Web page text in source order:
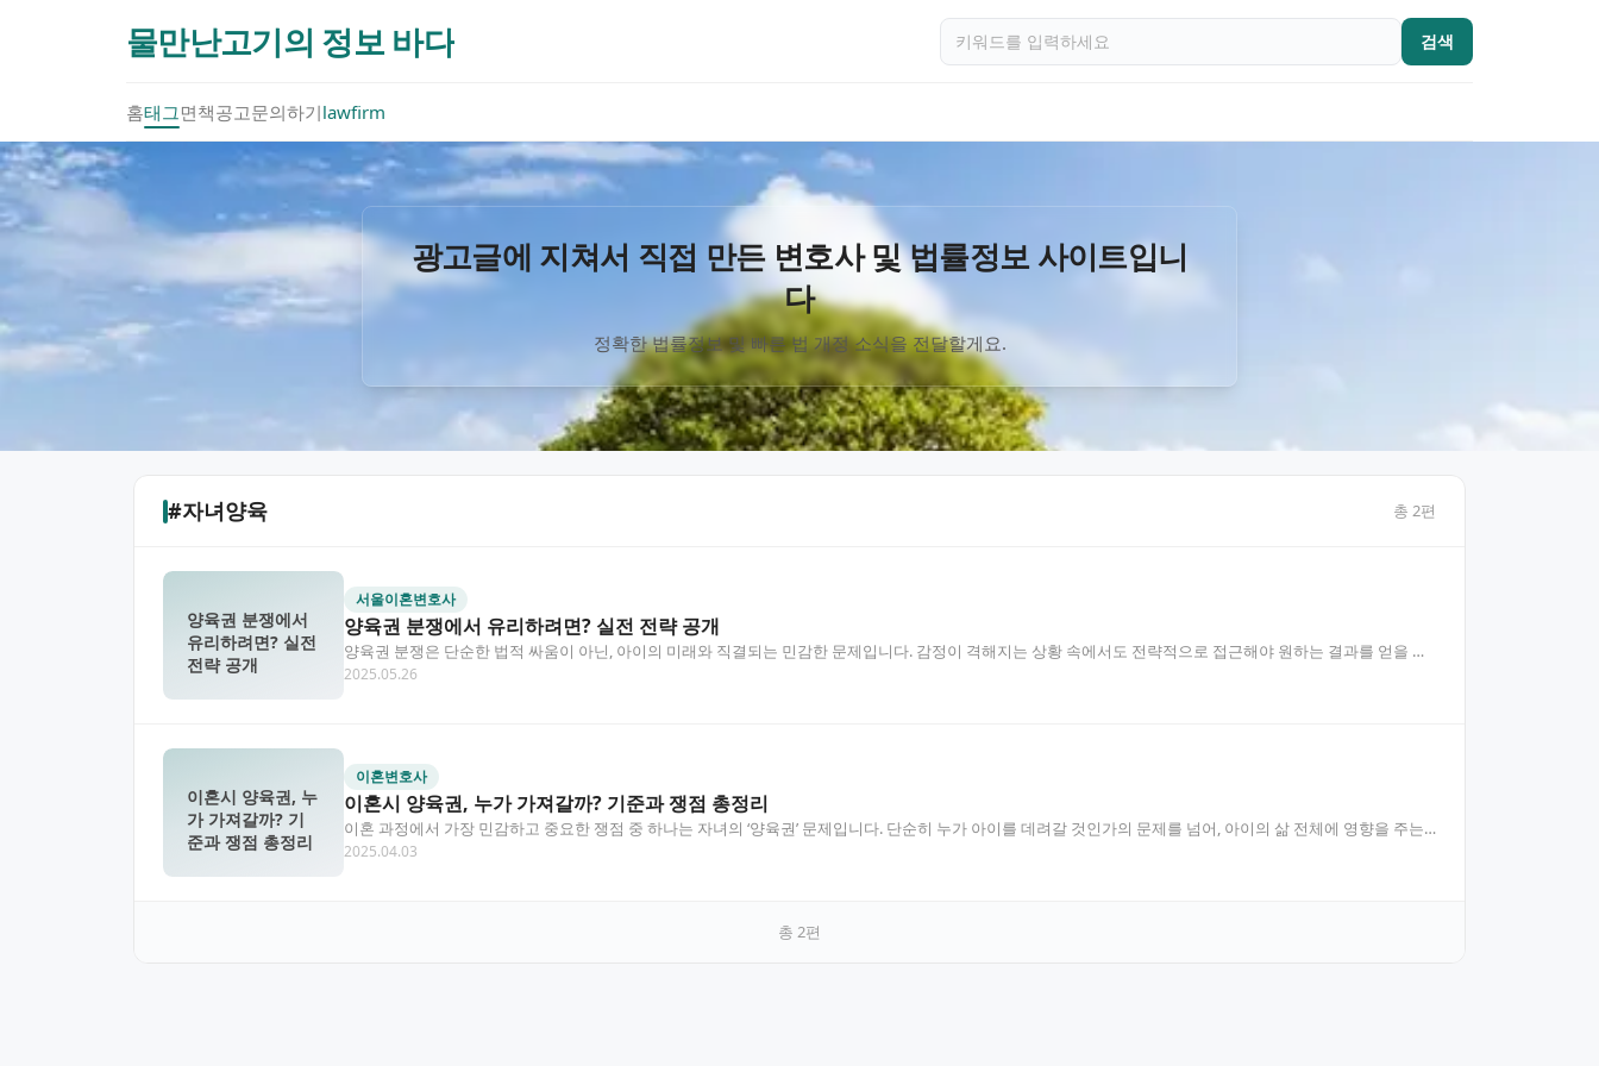
물만난고기의 정보 바다 검색
홈태그면책공고문의하기lawfirm
광고글에 지쳐서 직접 만든 변호사 및 법률정보 사이트입니
다
정확한 법률정보 및 빠른 법 개정 소식을 전달할게요.
#자녀양육 총 2편
양육권 분쟁에서
유리하려면? 실전
전략 공개
서울이혼변호사
양육권 분쟁에서 유리하려면? 실전 전략 공개
양육권 분쟁은 단순한 법적 싸움이 아닌, 아이의 미래와 직결되는 민감한 문제입니다. 감정이 격해지는 상황 속에서도 전략적으로 접근해야 원하는 결과를 얻을 수
있습니다. 이 글에서는…
2025.05.26
이혼시 양육권, 누
가 가져갈까? 기
준과 쟁점 총정리
이혼변호사
이혼시 양육권, 누가 가져갈까? 기준과 쟁점 총정리
이혼 과정에서 가장 민감하고 중요한 쟁점 중 하나는 자녀의 ‘양육권’ 문제입니다. 단순히 누가 아이를 데려갈 것인가의 문제를 넘어, 아이의 삶 전체에 영향을 주는
결정이기 때문에…
2025.04.03
총 2편